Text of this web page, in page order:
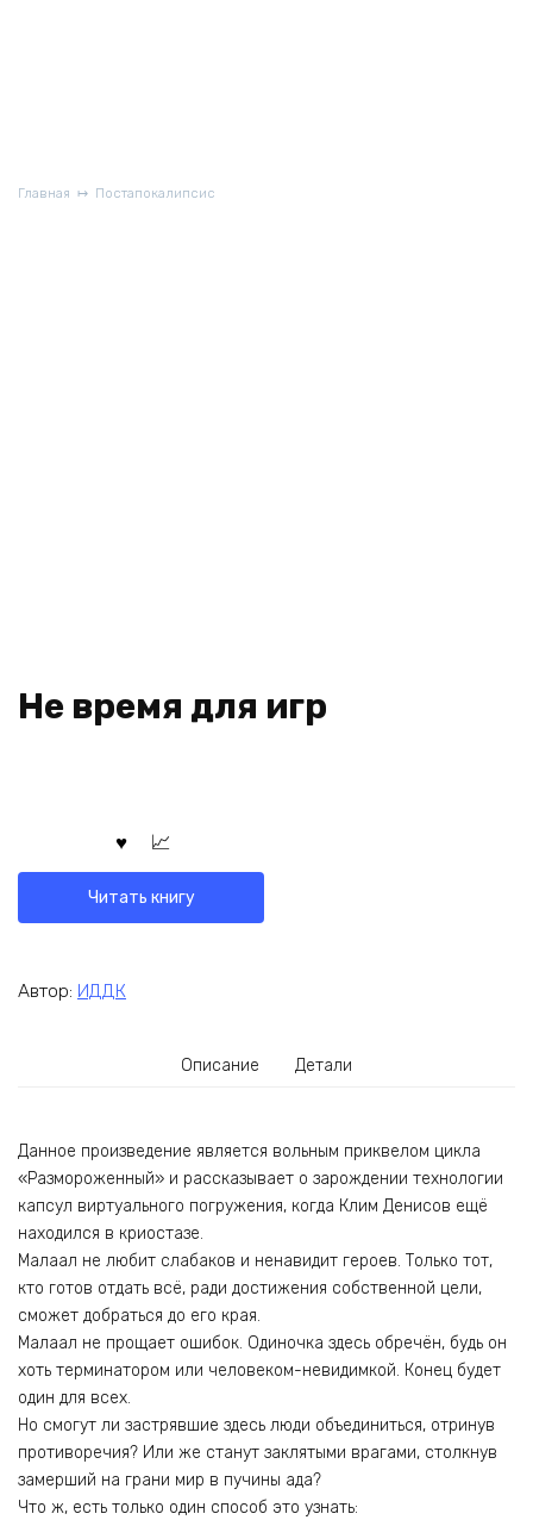
Главная Постапокалипсис
Не время для игр
Читать книгу
Автор: ИДДК
Описание Детали
Данное произведение является вольным приквелом цикла
«Размороженный» и рассказывает о зарождении технологии
капсул виртуального погружения, когда Клим Денисов ещё
находился в криостазе.
Малаал не любит слабаков и ненавидит героев. Только тот,
кто готов отдать всё, ради достижения собственной цели,
сможет добраться до его края.
Малаал не прощает ошибок. Одиночка здесь обречён, будь он
хоть терминатором или человеком-невидимкой. Конец будет
один для всех.
Но смогут ли застрявшие здесь люди объединиться, отринув
противоречия? Или же станут заклятыми врагами, столкнув
замерший на грани мир в пучины ада?
Что ж, есть только один способ это узнать: